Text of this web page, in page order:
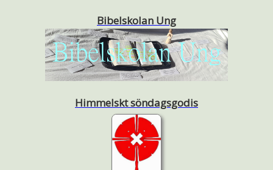
Bibelskolan Ung
Himmelskt söndagsgodis